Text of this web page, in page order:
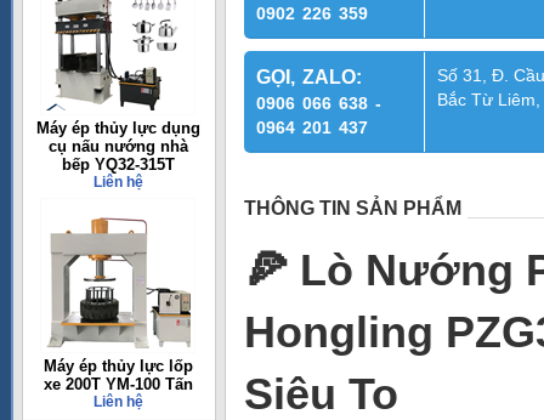
Máy ép thủy lực dụng
cụ nấu nướng nhà
bếp YQ32-315T
Liên hệ
Máy ép thủy lực lốp
xe 200T YM-100 Tấn
Liên hệ
0902 226 359
GỌI, ZALO:
0906 066 638 -
0964 201 437
Số 31, Đ.
Bắc Từ
THÔNG TIN SẢN PHẨM
🍕 Lò Nướng
Hongling
Siêu To